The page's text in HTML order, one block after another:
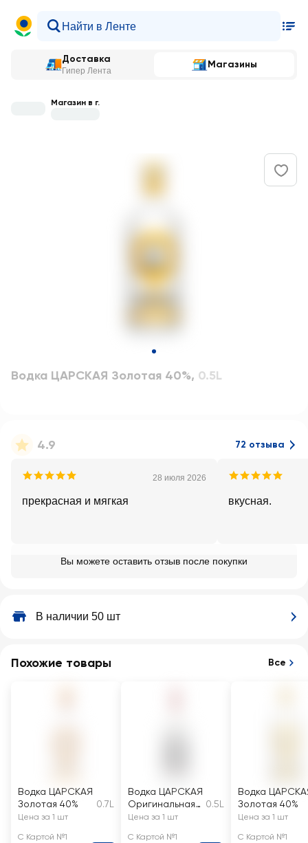
Доставка
Гипер Лента
Магазины
Магазин в г.
Водка ЦАРСКАЯ Золотая 40%, 0.5L
4.9 72 отзыва
28 июля 2026
прекрасная и мягкая вкусная.
Вы можете оставить отзыв после покупки
В наличии 50 шт
Похожие товары Все
Водка ЦАРСКАЯ
Золотая 40%
0.7L
Цена за 1 шт
С Картой №1
Водка ЦАРСКАЯ
Оригинальная
40%
0.5L
Цена за 1 шт
С Картой №1
Водка
Золотая 40%
Цена за 1 шт
С Картой №1